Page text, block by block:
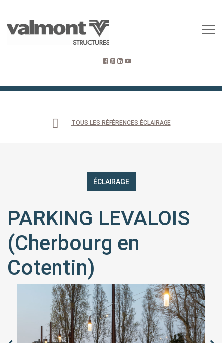
TOUS LES RÉFÉRENCES ÉCLAIRAGE
ÉCLAIRAGE
PARKING LEVALOIS
(Cherbourg en
Cotentin)